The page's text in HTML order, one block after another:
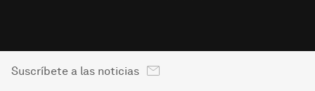
Suscríbete a las noticias